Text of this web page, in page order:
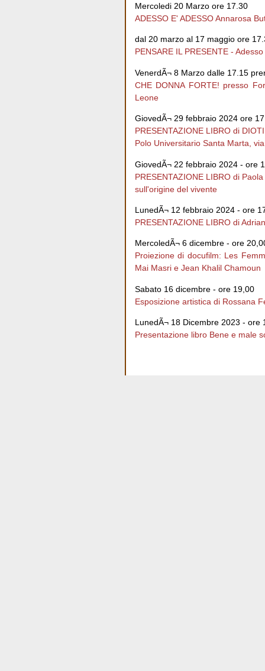
Mercoledi 20 Marzo ore 17.30
ADESSO E' ADESSO Annarosa
dal 20 marzo al 17 maggio ore
PENSARE IL PRESENTE -
VenerdÃ¬ 8 Marzo dalle 17.15
CHE DONNA FORTE! presso
Leone
GiovedÃ¬ 29 febbraio 2024 ore
PRESENTAZIONE LIBRO di
Polo Universitario Santa Marta,
GiovedÃ¬ 22 febbraio 2024 - ore
PRESENTAZIONE LIBRO di
sull'origine del vivente
LunedÃ¬ 12 febbraio 2024 - ore
PRESENTAZIONE LIBRO di
MercoledÃ¬ 6 dicembre - ore
Proiezione di docufilm: Les
Mai Masri e Jean Khalil Chamoun
Sabato 16 dicembre - ore 19,00
Esposizione artistica di Rossana
LunedÃ¬ 18 Dicembre 2023 - ore
Presentazione libro Bene e male